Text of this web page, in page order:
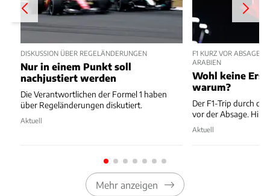
DISKUSSION ÜBER REGELÄNDERUNGEN
Nur in einem Punkt soll
nachjustiert werden
Die Verantwortlichen der Formel 1 haben
über Regeländerungen diskutiert.
Aktuell
F1 KURZ VOR ABSAGE
ARABIEN
Wohl keine
warum?
Der F1-Trip durch
vor der Absage.
Aktuell
Mehr anzeigen